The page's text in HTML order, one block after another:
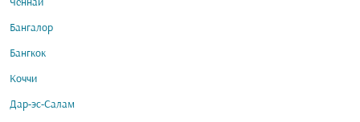
Ченнаи
Бангалор
Бангкок
Коччи
Дар-эс-Салам